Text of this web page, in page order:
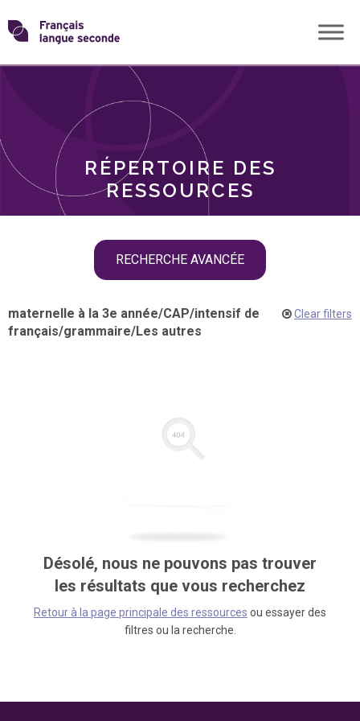
Skip
toTransformons
langue
RÉPERTOIRE DES
RESSOURCES
RECHERCHE AVANCÉE
THÈMES
maternelle à la 3e année/CAP/intensif de
français/grammaire/Les autres
Clear filters
Désolé, nous ne pouvons pas trouver
les résultats que vous recherchez
Retour à la page principale des ressources ou essayer des
filtres ou la recherche.